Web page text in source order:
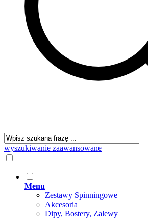
wyszukiwanie zaawansowane
Menu
Zestawy Spinningowe
Akcesoria
Dipy, Bostery, Zalewy